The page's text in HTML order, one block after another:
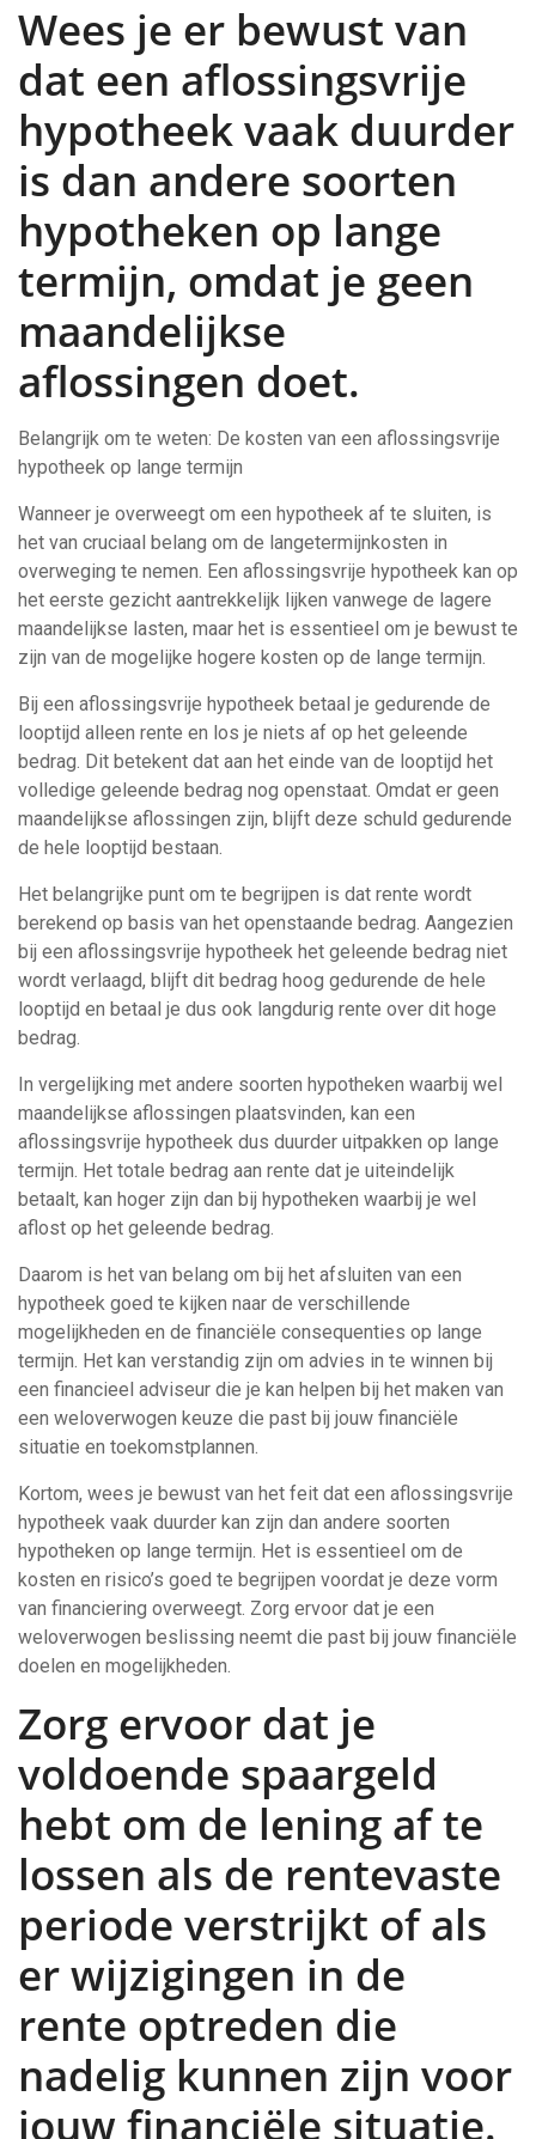
Wees je er bewust van
dat een aflossingsvrije
hypotheek vaak duurder
is dan andere soorten
hypotheken op lange
termijn, omdat je geen
maandelijkse
aflossingen doet.
Belangrijk om te weten: De kosten van een aflossingsvrije
hypotheek op lange termijn
Wanneer je overweegt om een hypotheek af te sluiten, is
het van cruciaal belang om de langetermijnkosten in
overweging te nemen. Een aflossingsvrije hypotheek kan op
het eerste gezicht aantrekkelijk lijken vanwege de lagere
maandelijkse lasten, maar het is essentieel om je bewust te
zijn van de mogelijke hogere kosten op de lange termijn.
Bij een aflossingsvrije hypotheek betaal je gedurende de
looptijd alleen rente en los je niets af op het geleende
bedrag. Dit betekent dat aan het einde van de looptijd het
volledige geleende bedrag nog openstaat. Omdat er geen
maandelijkse aflossingen zijn, blijft deze schuld gedurende
de hele looptijd bestaan.
Het belangrijke punt om te begrijpen is dat rente wordt
berekend op basis van het openstaande bedrag. Aangezien
bij een aflossingsvrije hypotheek het geleende bedrag niet
wordt verlaagd, blijft dit bedrag hoog gedurende de hele
looptijd en betaal je dus ook langdurig rente over dit hoge
bedrag.
In vergelijking met andere soorten hypotheken waarbij wel
maandelijkse aflossingen plaatsvinden, kan een
aflossingsvrije hypotheek dus duurder uitpakken op lange
termijn. Het totale bedrag aan rente dat je uiteindelijk
betaalt, kan hoger zijn dan bij hypotheken waarbij je wel
aflost op het geleende bedrag.
Daarom is het van belang om bij het afsluiten van een
hypotheek goed te kijken naar de verschillende
mogelijkheden en de financiële consequenties op lange
termijn. Het kan verstandig zijn om advies in te winnen bij
een financieel adviseur die je kan helpen bij het maken van
een weloverwogen keuze die past bij jouw financiële
situatie en toekomstplannen.
Kortom, wees je bewust van het feit dat een aflossingsvrije
hypotheek vaak duurder kan zijn dan andere soorten
hypotheken op lange termijn. Het is essentieel om de
kosten en risico’s goed te begrijpen voordat je deze vorm
van financiering overweegt. Zorg ervoor dat je een
weloverwogen beslissing neemt die past bij jouw financiële
doelen en mogelijkheden.
Zorg ervoor dat je
voldoende spaargeld
hebt om de lening af te
lossen als de rentevaste
periode verstrijkt of als
er wijzigingen in de
rente optreden die
nadelig kunnen zijn voor
jouw financiële situatie.